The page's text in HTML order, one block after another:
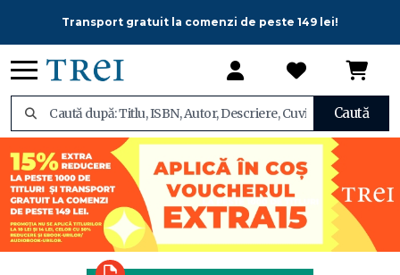
Transport gratuit la comenzi de peste 149 lei!
Caută